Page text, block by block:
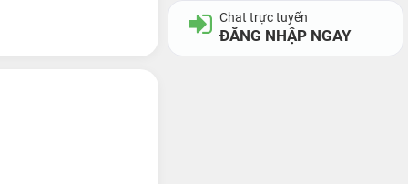
Chat trực tuyến
ĐĂNG NHẬP NGAY